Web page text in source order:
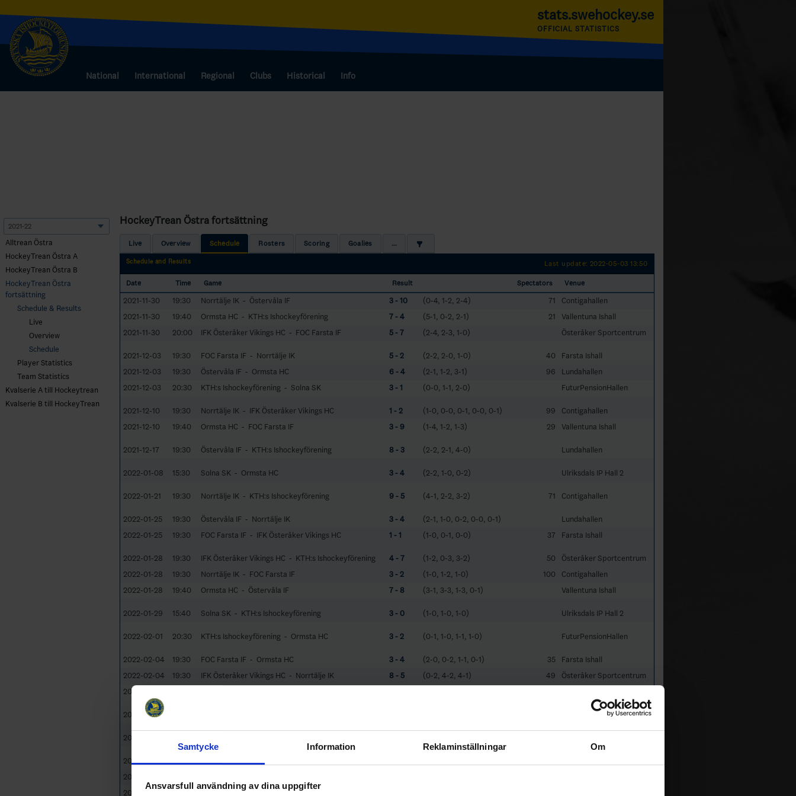
Samtycke Information Reklaminställningar Om
Ansvarsfull användning av dina uppgifter
National International Regional Clubs Historical Info
stats.swehockey.se
OFFICIAL STATISTICS
Alltrean Östra
HockeyTrean Östra A
HockeyTrean Östra B
HockeyTrean Östra
fortsättning
Schedule & Results
Live
Overview
Schedule
Player Statistics
Team Statistics
Kvalserie A till Hockeytrean
Kvalserie B till HockeyTrean
HockeyTrean Östra fortsättning
Live Overview Schedule Rosters Scoring Goalies ...
Schedule and Results Last update: 2022-05-03 13:50
Date Time Game Result Spectators Venue
2021-11-30 19:30 Norrtälje IK - Östervåla IF 3 - 10 (0-4, 1-2, 2-4) 71
Contigahallen
2021-11-30
19:40 Ormsta HC - KTH:s Ishockeyförening 7 - 4 (5-1, 0-2, 2-1) 21
Vallentuna Ishall
2021-11-30
20:00 IFK Österåker Vikings HC - FOC Farsta IF 5 - 7 (2-4, 2-3, 1-0) Österåker Sportcentrum
2021-12-03 19:30 FOC Farsta IF - Norrtälje IK 5 - 2 (2-2, 2-0, 1-0) 40
Farsta Ishall
2021-12-03
19:30 Östervåla IF - Ormsta HC 6 - 4 (2-1, 1-2, 3-1) 96
Lundahallen
2021-12-03
20:30 KTH:s Ishockeyförening - Solna SK 3 - 1 (0-0, 1-1, 2-0) FuturPensionHallen
2021-12-10 19:30 Norrtälje IK - IFK Österåker Vikings HC 1 - 2 (1-0, 0-0, 0-1, 0-0, 0-1) 99
Contigahallen
2021-12-10
19:40 Ormsta HC - FOC Farsta IF 3 - 9 (1-4, 1-2, 1-3) 29 Vallentuna Ishall
2021-12-17 19:30 Östervåla IF - KTH:s Ishockeyförening 8 - 3 (2-2, 2-1, 4-0) Lundahallen
2022-01-08 15:30 Solna SK - Ormsta HC 3 - 4 (2-2, 1-0, 0-2) Ulriksdals IP Hall 2
2022-01-21 19:30 Norrtälje IK - KTH:s Ishockeyförening 9 - 5 (4-1, 2-2, 3-2) 71 Contigahallen
2022-01-25 19:30 Östervåla IF - Norrtälje IK 3 - 4 (2-1, 1-0, 0-2, 0-0, 0-1)
Lundahallen
2022-01-25
19:30 FOC Farsta IF - IFK Österåker Vikings HC 1 - 1 (1-0, 0-1, 0-0) 37 Farsta Ishall
2022-01-28 19:30 IFK Österåker Vikings HC - KTH:s Ishockeyförening 4 - 7 (1-2, 0-3, 3-2) 50
Österåker Sportcentrum
2022-01-28
19:30 Norrtälje IK - FOC Farsta IF 3 - 2 (1-0, 1-2, 1-0) 100
Contigahallen
2022-01-28
19:40 Ormsta HC - Östervåla IF 7 - 8 (3-1, 3-3, 1-3, 0-1) Vallentuna Ishall
2022-01-29 15:40 Solna SK - KTH:s Ishockeyförening 3 - 0 (1-0, 1-0, 1-0) Ulriksdals IP Hall 2
2022-02-01 20:30 KTH:s Ishockeyförening - Ormsta HC 3 - 2 (0-1, 1-0, 1-1, 1-0) FuturPensionHallen
2022-02-04 19:30 FOC Farsta IF - Ormsta HC 3 - 4 (2-0, 0-2, 1-1, 0-1) 35
Farsta Ishall
2022-02-04
19:30 IFK Österåker Vikings HC - Norrtälje IK 8 - 5 (0-2, 4-2, 4-1) 49
Österåker Sportcentrum
2022-02-04
2022-02-08 Vallentuna Ishall
2022-02-09
2022-02-11
2022-02-11
2022-02-11
KTH:s Ishockeyförening - Östervåla IF